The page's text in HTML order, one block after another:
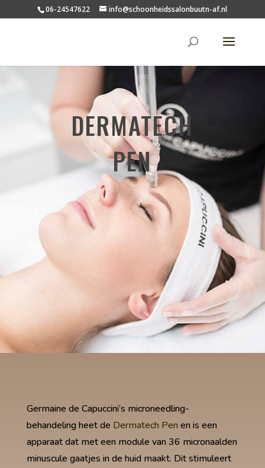
06-24547622 info@schoonheidssalonbuutn-af.nl
DERMATECH
PEN
Germaine de Capuccini’s microneedling-
behandeling heet de Dermatech Pen en is een
apparaat dat met een module van 36 micronaalden
minuscule gaatjes in de huid maakt. Dit stimuleert